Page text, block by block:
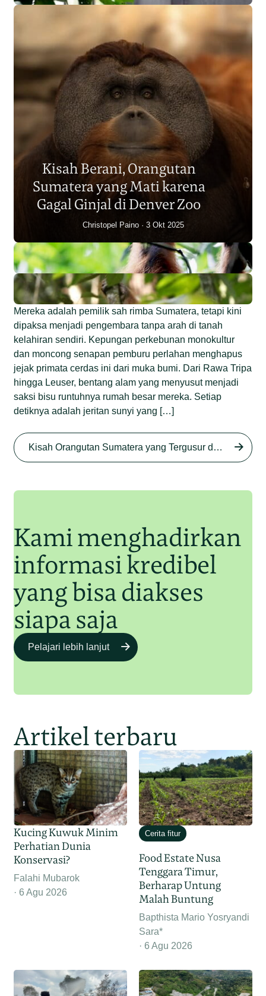
Populasi Orangutan
Sumatera Berkurang 2.700
Individu dalam Satu Dekade?
Junaidi Hanafiah 14 Jul 2026
Kisah Berani, Orangutan
Sumatera yang Mati karena
Gagal Ginjal di Denver Zoo
Christopel Paino 3 Okt 2025
Sumatera di Rawa Tripa
Junaidi Hanafiah 27 Agu 2025
Begini Modus Perburuan
Mereka adalah pemilik sah rimba Sumatera, tetapi kini
dipaksa menjadi pengembara tanpa arah di tanah
kelahiran sendiri. Kepungan perkebunan monokultur
dan moncong senapan pemburu perlahan menghapus
jejak primata cerdas ini dari muka bumi. Dari Rawa Tripa
hingga Leuser, bentang alam yang menyusut menjadi
saksi bisu runtuhnya rumah besar mereka. Setiap
detiknya adalah jeritan sunyi yang […]
Kisah Orangutan Sumatera yang Tergusur dari Rumah Sendiri series
Kami menghadirkan
informasi kredibel
yang bisa diakses
siapa saja
Pelajari lebih lanjut
Artikel terbaru
Kucing Kuwuk Minim
Perhatian Dunia
Konservasi?
Falahi Mubarok
6 Agu 2026
Cerita fitur
Food Estate Nusa
Tenggara Timur,
Berharap Untung
Malah Buntung
Bapthista Mario Yosryandi
Sara*
6 Agu 2026